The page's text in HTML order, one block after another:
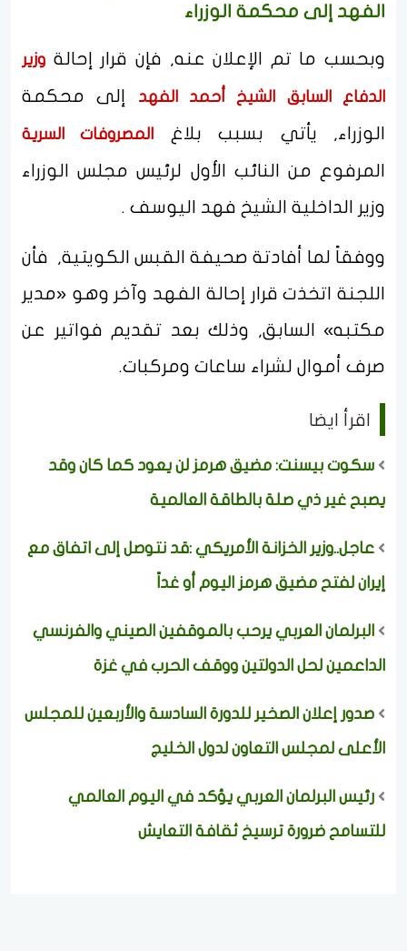
الفهد إلى محكمة الوزراء
وبحسب ما تم الإعلان عنه, فإن قرار إحالة وزير
الدفاع السابق الشيخ أحمد الفهد
إلى محكمة
الوزراء, يأتي بسبب بلاغ
المصروفات السرية
المرفوع من النائب الأول لرئيس مجلس الوزراء
وزير الداخلية الشيخ فهد اليوسف .
ووفقاً لما أفادتة صحيفة القبس الكويتية, فأن
اللجنة اتخذت قرار إحالة الفهد وآخر وهو «مدير
مكتبه» السابق, وذلك بعد تقديم فواتير عن
صرف أموال لشراء ساعات ومركبات.
اقرأ ايضا
سكوت بيسنت: مضيق هرمز لن يعود كما كان وقد
يصبح غير ذي صلة بالطاقة العالمية
عاجل..وزير الخزانة الأمريكي :قد نتوصل إلى اتفاق مع
إيران لفتح مضيق هرمز اليوم أو غداً
البرلمان العربي يرحب بالموقفين الصيني والفرنسي
الداعمين لحل الدولتين ووقف الحرب في غزة
صدور إعلان الصخير للدورة السادسة والأربعين للمجلس
الأعلى لمجلس التعاون لدول الخليج
رئيس البرلمان العربي يؤكد في اليوم العالمي
للتسامح ضرورة ترسيخ ثقافة التعايش